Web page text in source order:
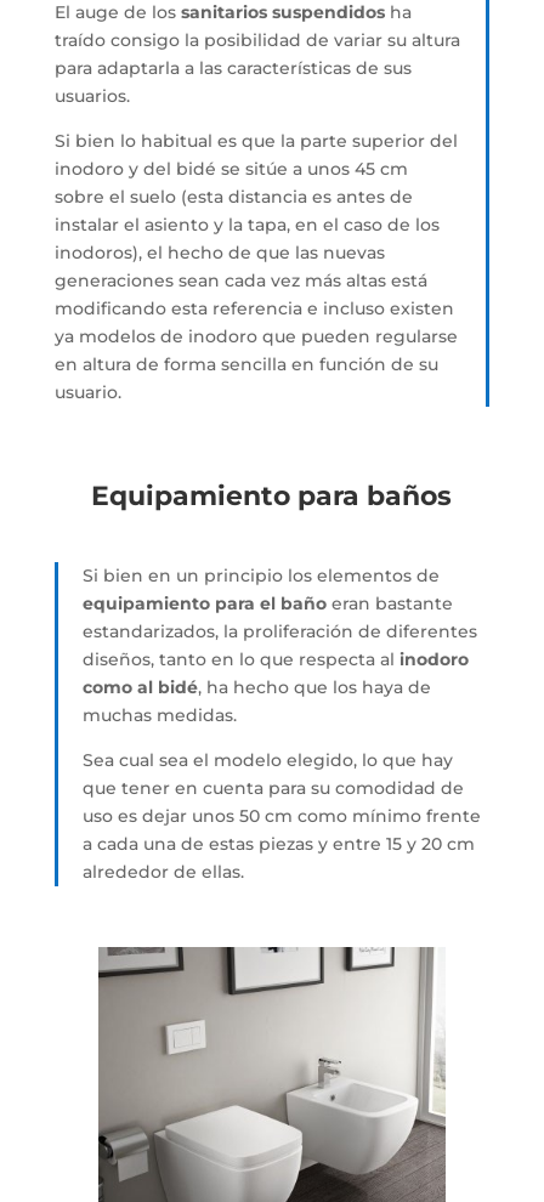
El auge de los sanitarios suspendidosha
traído consigo la posibilidad de variar su altura
para adaptarla a las características de sus
usuarios.
Si bien lo habitual es que la parte superior del
inodoro y del bidé se sitúe a unos 45 cm
sobre el suelo (esta distancia es antes de
instalar el asiento y la tapa, en el caso de los
inodoros), el hecho de que las nuevas
generaciones sean cada vez más altas está
modificando esta referencia e incluso existen
ya modelos de inodoro que pueden regularse
en altura de forma sencilla en función de su
usuario.
Equipamiento para baños
Si bien en un principio los elementos de
equipamiento para el bañoeran bastante
estandarizados, la proliferación de diferentes
diseños, tanto en lo que respecta al inodoro
como al bidé, ha hecho que los haya de
muchas medidas.
Sea cual sea el modelo elegido, lo que hay
que tener en cuenta para su comodidad de
uso es dejar unos 50 cm como mínimo frente
a cada una de estas piezas y entre 15 y 20 cm
alrededor de ellas.